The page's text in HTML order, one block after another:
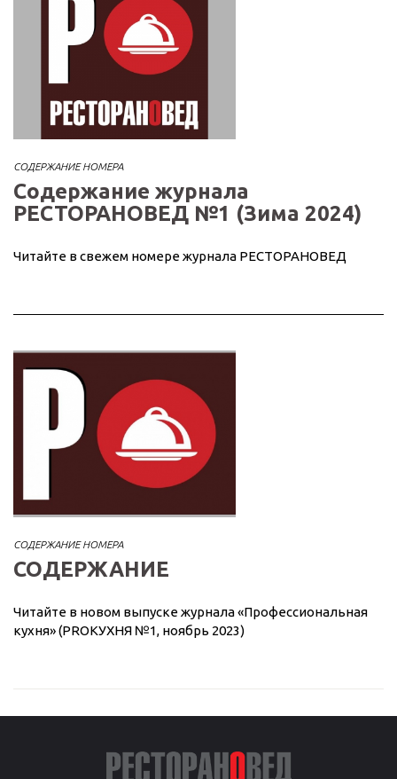
СОДЕРЖАНИЕ НОМЕРА
Содержание журнала
РЕСТОРАНОВЕД №1 (Зима 2024)
Читайте в свежем номере журнала РЕСТОРАНОВЕД
СОДЕРЖАНИЕ НОМЕРА
СОДЕРЖАНИЕ
Читайте в новом выпуске журнала «Профессиональная
кухня» (PROКУХНЯ №1, ноябрь 2023)